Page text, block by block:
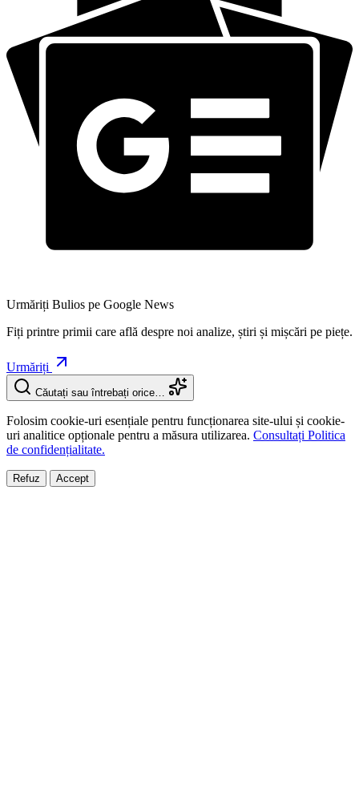
Urmăriți Bulios pe Google News
Fiți printre primii care află despre noi analize, știri și mișcări pe piețe.
Urmăriți
Căutați sau întrebați orice…
Folosim cookie-uri esențiale pentru funcționarea site-ului și cookie-
uri analitice opționale pentru a măsura utilizarea. Consultați Politica
de confidențialitate.
Refuz Accept